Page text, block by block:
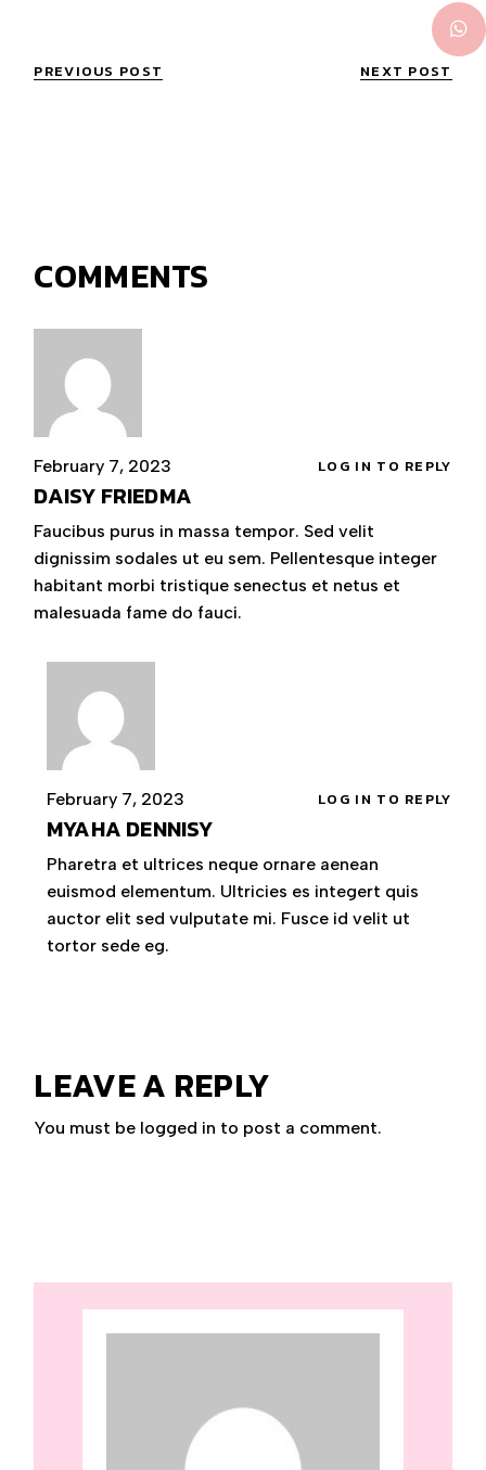
PREVIOUS POST NEXT POST
COMMENTS
February 7, 2023 LOG IN TO REPLY
DAISY FRIEDMA
Faucibus purus in massa tempor. Sed velit
dignissim sodales ut eu sem. Pellentesque integer
habitant morbi tristique senectus et netus et
malesuada fame do fauci.
February 7, 2023 LOG IN TO REPLY
MYAHA DENNISY
Pharetra et ultrices neque ornare aenean
euismod elementum. Ultricies es integert quis
auctor elit sed vulputate mi. Fusce id velit ut
tortor sede eg.
LEAVE A REPLY
You must be logged in to post a comment.